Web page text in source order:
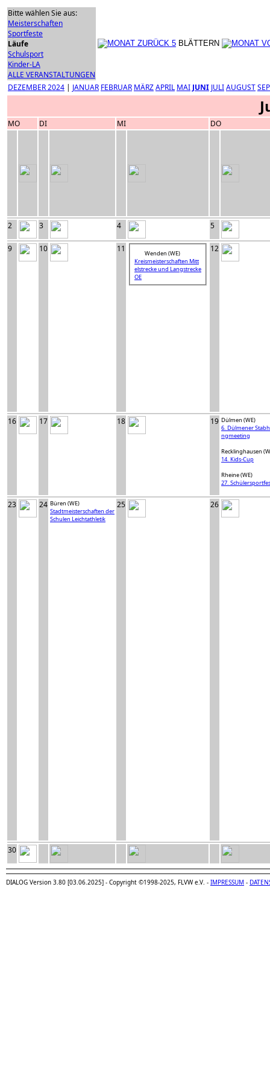
Bitte wählen Sie aus:
Meisterschaften
Sportfeste
Läufe
Schulsport
Kinder-LA
ALLE VERANSTALTUNGEN
BLÄTTERN
DEZEMBER 2024 | JANUAR FEBRUAR MÄRZAPRIL MAI JUNI JULIAUGUST
MO DI MI DO
2 3 4 5
9 10 11
Wenden (WE)
Kreismeisterschaften Mitt
elstrecke und Langstrecke
OE
12
16 17 18 19 Dülmen (WE)
6. Dülmener
ngmeeting
Recklinghausen
14. Kids-Cup
Rheine (WE)
27.
23 24 Büren (WE)
Stadtmeisterschaften der
Schulen Leichtathletik
25 26
30
DIALOG Version 3.80 [03.06.2025] - Copyright ©1998-2025, FLVW e.V. - IMPRESSUM -